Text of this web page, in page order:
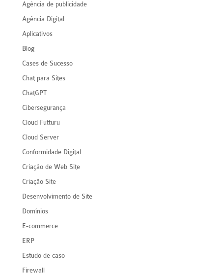
Agência de publicidade
Agência Digital
Aplicativos
Blog
Cases de Sucesso
Chat para Sites
ChatGPT
Cibersegurança
Cloud Futturu
Cloud Server
Conformidade Digital
Criação de Web Site
Criação Site
Desenvolvimento de Site
Domínios
E-commerce
ERP
Estudo de caso
Firewall